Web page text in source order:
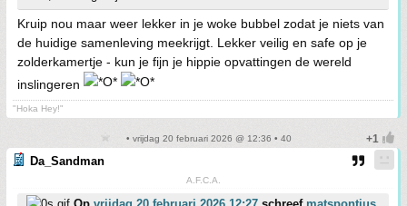
Kruip nou maar weer lekker in je woke bubbel zodat je niets van
de huidige samenleving meekrijgt. Lekker veilig en safe op je
zolderkamertje - kun je fijn je hippie opvattingen de wereld
inslingeren
"Hoka Hey!"
• vrijdag 20 februari 2026 @ 12:36 • 40
Da_Sandman
A.F.C.A.